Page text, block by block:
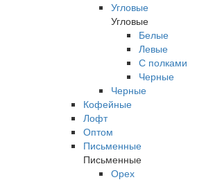
Угловые
Угловые
Белые
Левые
С полками
Черные
Черные
Кофейные
Лофт
Оптом
Письменные
Письменные
Орех